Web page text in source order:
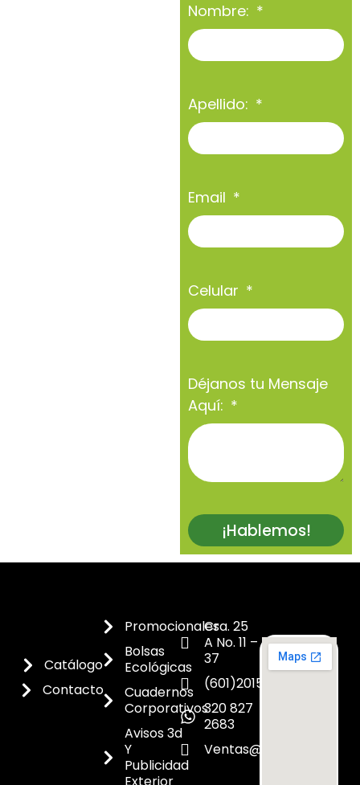
Nombre:
Apellido:
Email
Celular
Déjanos tu Mensaje
Aquí:
¡Hablemos!
Catálogo
Contacto
Promocionales
Bolsas
Ecológicas
Cuadernos
Corporativos
Avisos 3d
Y
Publicidad
Cra. 25
A No. 11 –
37
(601)2015300
320 827
2683
Ventas@dicoes.co